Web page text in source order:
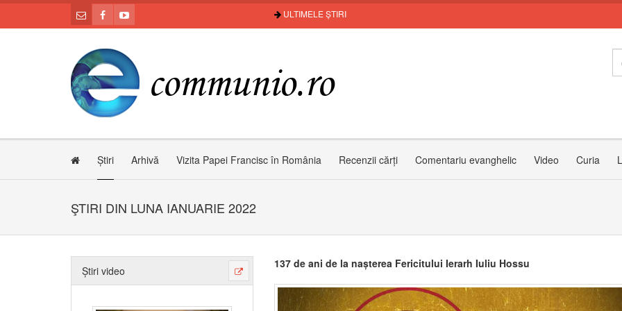
ULTIMELE ȘTIRI
Știri Arhivă Vizita Papei Francisc în România Recenzii cărți Comentariu evanghelic Video Curia
ŞTIRI DIN LUNA IANUARIE 2022
Știri video
137 de ani de la nașterea Fericitului Ierarh Iuliu Hossu